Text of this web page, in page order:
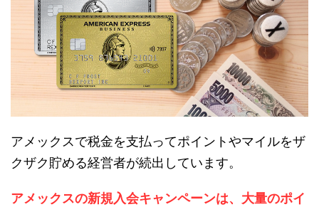
アメックスで税金を支払ってポイントやマイルをザ
クザク貯める経営者が続出しています。
アメックスの新規入会キャンペーンは、大量のポイ